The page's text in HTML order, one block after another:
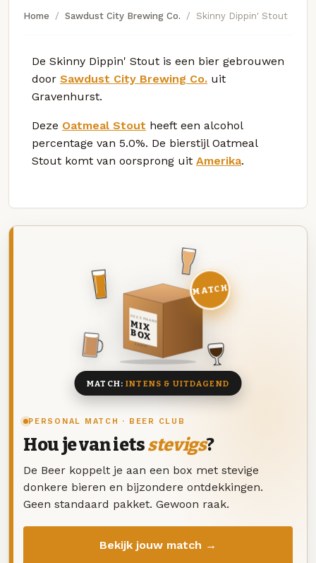
Home Sawdust City Brewing Co. Skinny Dippin' Stout
De Skinny Dippin' Stout is een bier gebrouwen
door Sawdust City Brewing Co. uit
Gravenhurst.
Deze Oatmeal Stout heeft een alcohol
percentage van 5.0%. De bierstijl Oatmeal
Stout komt van oorsprong uit Amerika.
PERSONAL MATCH · BEER CLUB
Hou je van ietsstevigs?
De Beer koppelt je aan een box met stevige
donkere bieren en bijzondere ontdekkingen.
Geen standaard pakket. Gewoon raak.
Bekijk jouw match →
DEZE MAAND
MIX
BOX
8 BIEREN
MATCH
MATCH:INTENS & UITDAGEND